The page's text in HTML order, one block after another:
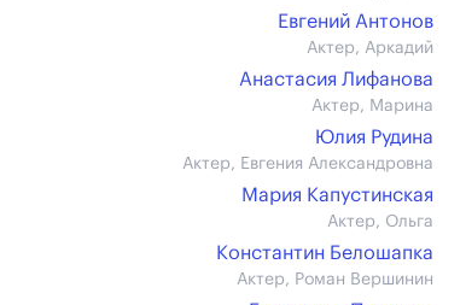
Евгений Антонов
Актер, Аркадий
Анастасия Лифанова
Актер, Марина
Юлия Рудина
Актер, Евгения Александровна
Мария Капустинская
Актер, Ольга
Константин Белошапка
Актер, Роман Вершинин